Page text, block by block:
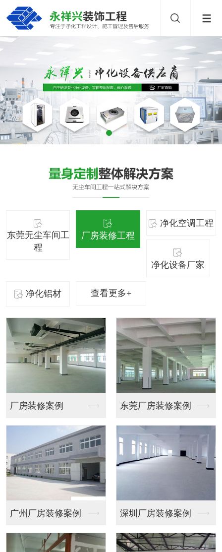
东莞无尘车间工
程
厂房装修工程
净化空调工程
净化设备厂家
净化铝材 查看更多+
东莞厂房装修案例
深圳厂房装修案例
会议厅装修设计效果图
会议室装饰